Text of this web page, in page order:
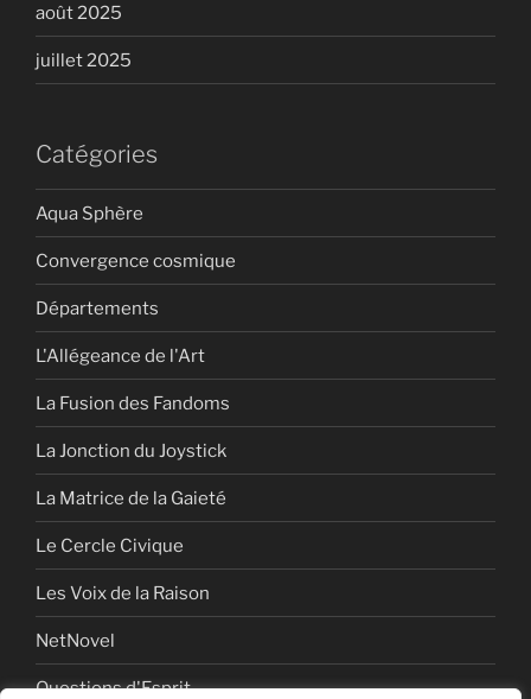
août 2025
juillet 2025
Catégories
Aqua Sphère
Convergence cosmique
Départements
L'Allégeance de l'Art
La Fusion des Fandoms
La Jonction du Joystick
La Matrice de la Gaieté
Le Cercle Civique
Les Voix de la Raison
NetNovel
Questions d'Esprit